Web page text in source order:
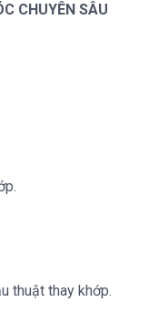
CHUYÊN SÂU
thuật thay khớp.